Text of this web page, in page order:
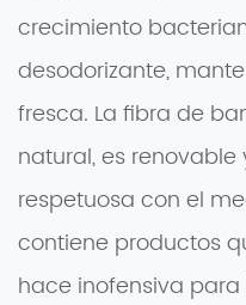
crecimiento
desodorizante,
fresca. La fibra de
natural, es
respetuosa con el
contiene productos
hace inofensiva